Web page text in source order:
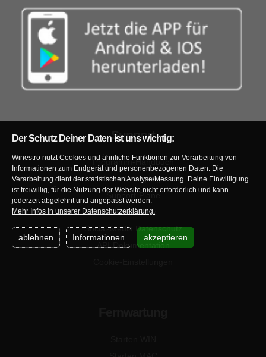
Der Schutz Deiner Daten ist uns wichtig:
Winestro nutzt Cookies und ähnliche Funktionen zur Verarbeitung von
Informationen zum Endgerät und personenbezogenen Daten. Die
Verarbeitung dient der statistischen Analyse/Messung. Deine Einwilligung
ist freiwillig, für die Nutzung der Website nicht erforderlich und kann
jederzeit abgelehnt und angepasst werden.
Mehr Infos in unserer Datenschutzerklärung.
ablehnen Informationen akzeptieren
Support
Programm-Handbuch
Video-Lehrgänge
Support-Pläne
Datenschutz
Social-Media Datenschutz
API-Dokumentation